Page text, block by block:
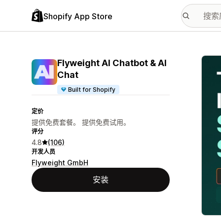
Shopify App Store
Flyweight AI Chatbot & AI
Chat
Built for Shopify
定价
提供免费套餐。 提供免费试用。
评分
4.8 (106)
开发人员
Flyweight GmbH
安装
配图